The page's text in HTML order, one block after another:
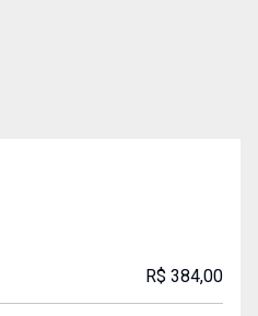
R$ 384,00